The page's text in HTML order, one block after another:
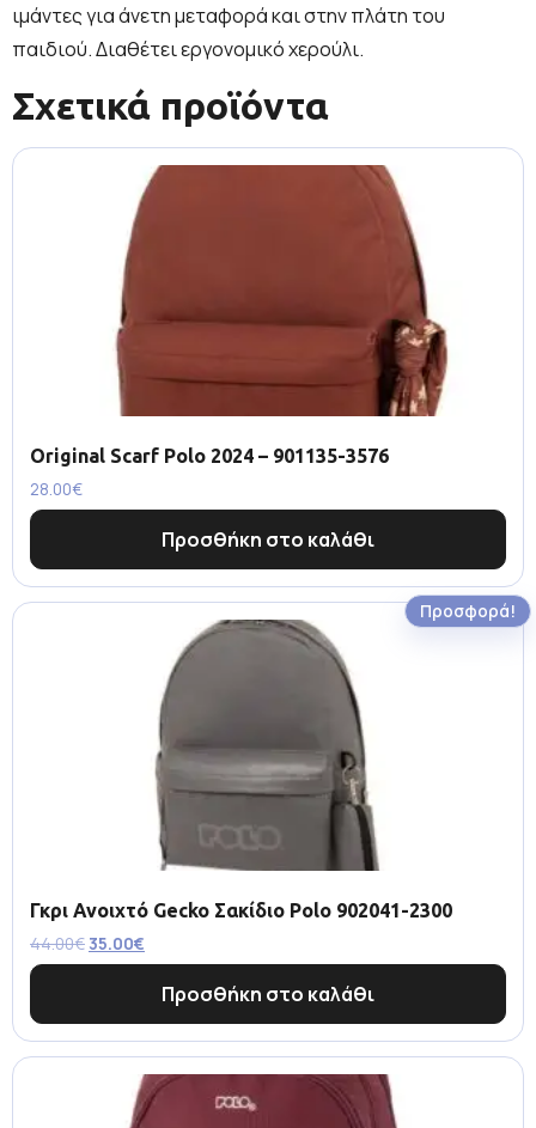
ιμάντες για άνετη μεταφορά και στην πλάτη του
παιδιού. Διαθέτει εργονομικό χερούλι.
Σχετικά προϊόντα
Original Scarf Polo 2024 – 901135-3576
28.00€
Προσθήκη στο καλάθι
Προσφορά!
Γκρι Ανοιχτό Gecko Σακίδιο Polo 902041-2300
44.00€ 35.00€
Προσθήκη στο καλάθι